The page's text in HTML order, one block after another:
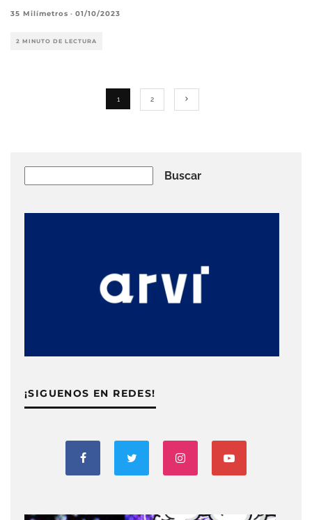
35 Milímetros · 01/10/2023
2 MINUTO DE LECTURA
1 2
Buscar
¡SIGUENOS EN REDES!